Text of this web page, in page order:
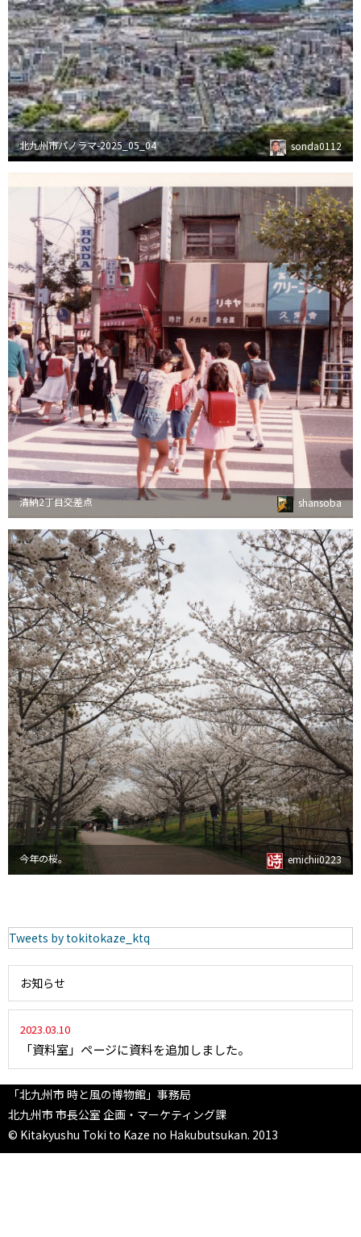
北九州市パノラマ-2025_05_04 sonda0112
清納2丁目交差点 shansoba
今年の桜。 emichii0223
Tweets by tokitokaze_ktq
お知らせ
2023.03.10
「資料室」ページに資料を追加しました。
「北九州市 時と風の博物館」事務局
北九州市 市長公室 企画・マーケティング課
© Kitakyushu Toki to Kaze no Hakubutsukan. 2013